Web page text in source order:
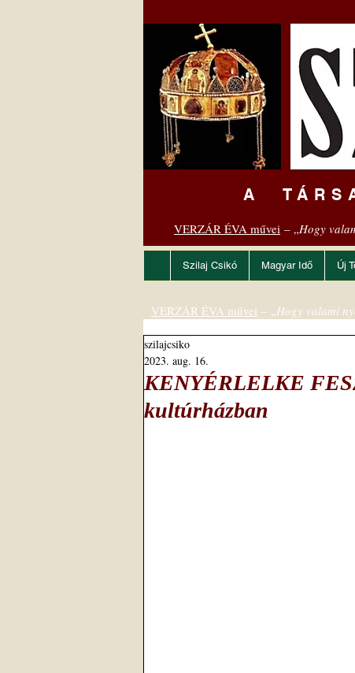
A
VERZÁR ÉVA művei – „Hogy
Szilaj Csikó Magyar Idő Új
KENYÉRLELKE
kultúrházban
szilajcsiko
2023. aug. 16.
VERZÁR ÉVA művei – „Hogy valami